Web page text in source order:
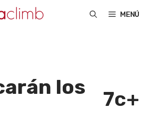
MENÚ
los
7c+